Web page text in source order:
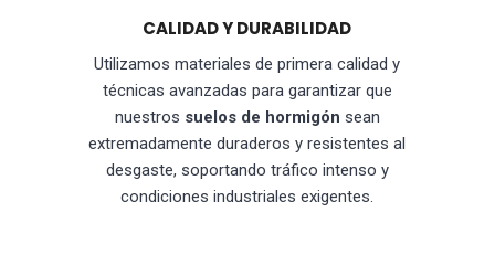
CALIDAD Y DURABILIDAD
Utilizamos materiales de primera calidad y
técnicas avanzadas para garantizar que
nuestros suelos de hormigón sean
extremadamente duraderos y resistentes al
desgaste, soportando tráfico intenso y
condiciones industriales exigentes.